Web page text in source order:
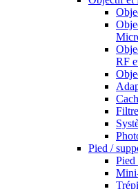
RF
Pied /
Pied